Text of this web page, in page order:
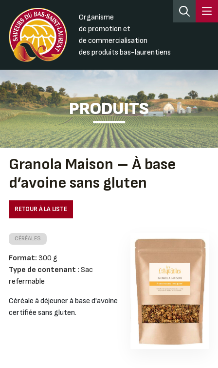
Organisme
de promotion et
de commercialisation
des produits bas-laurentiens
PRODUITS
Granola Maison – À base
d’avoine sans gluten
RETOUR À LA LISTE
CÉRÉALES
Format: 300 g
Type de contenant : Sac
refermable
Céréale à déjeuner à base d'avoine
certifiée sans gluten.